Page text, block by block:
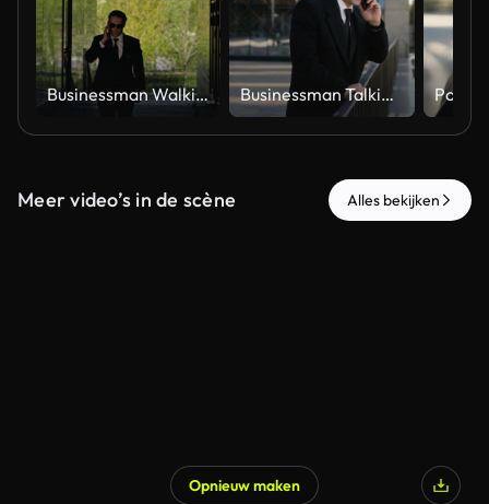
Businessman Walking through Modern Glass Corridor Talking on Smartphone Businessman Talking on Smartphone Outdoors near Modern Office
Meer video’s in de scène Alles bekijken
Opnieuw maken